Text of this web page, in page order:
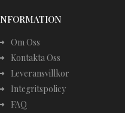
Om Oss
Kontakta Oss
Leveransvillkor
Integritspolicy
FAQ